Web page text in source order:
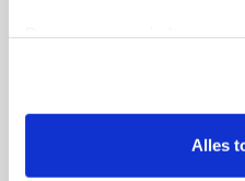
tonen. Je kunt je
intrekken via Cookie
lijst met cookies is te vinden
Alles
en betaal €0.75 extra.